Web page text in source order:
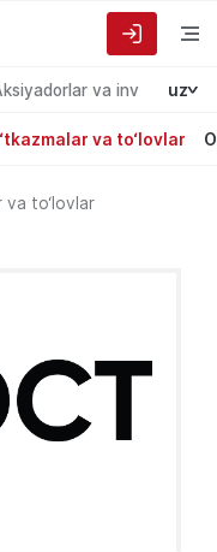
va investorlarga
uz
va to‘lovlar
va to‘lovlar